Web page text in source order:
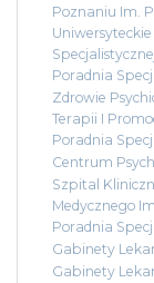
Poznaniu Im.
Poradnia
Zdrowie
Terapii I
Poradnia
Centrum
Szpital
Medycznego
Poradnia
Gabinety
Gabinety